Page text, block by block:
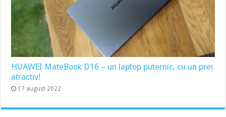
HUAWEI MateBook D16 – un laptop puternic, cu un preț
atractiv!
17 august 2022